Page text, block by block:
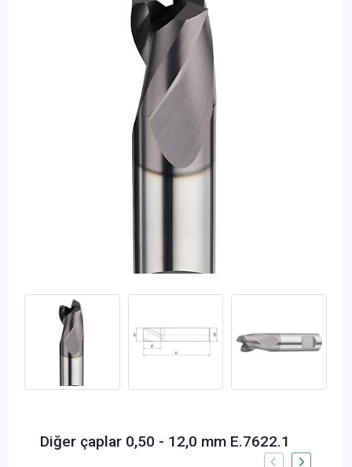
Diğer çaplar 0,50 - 12,0 mm E.7622.1